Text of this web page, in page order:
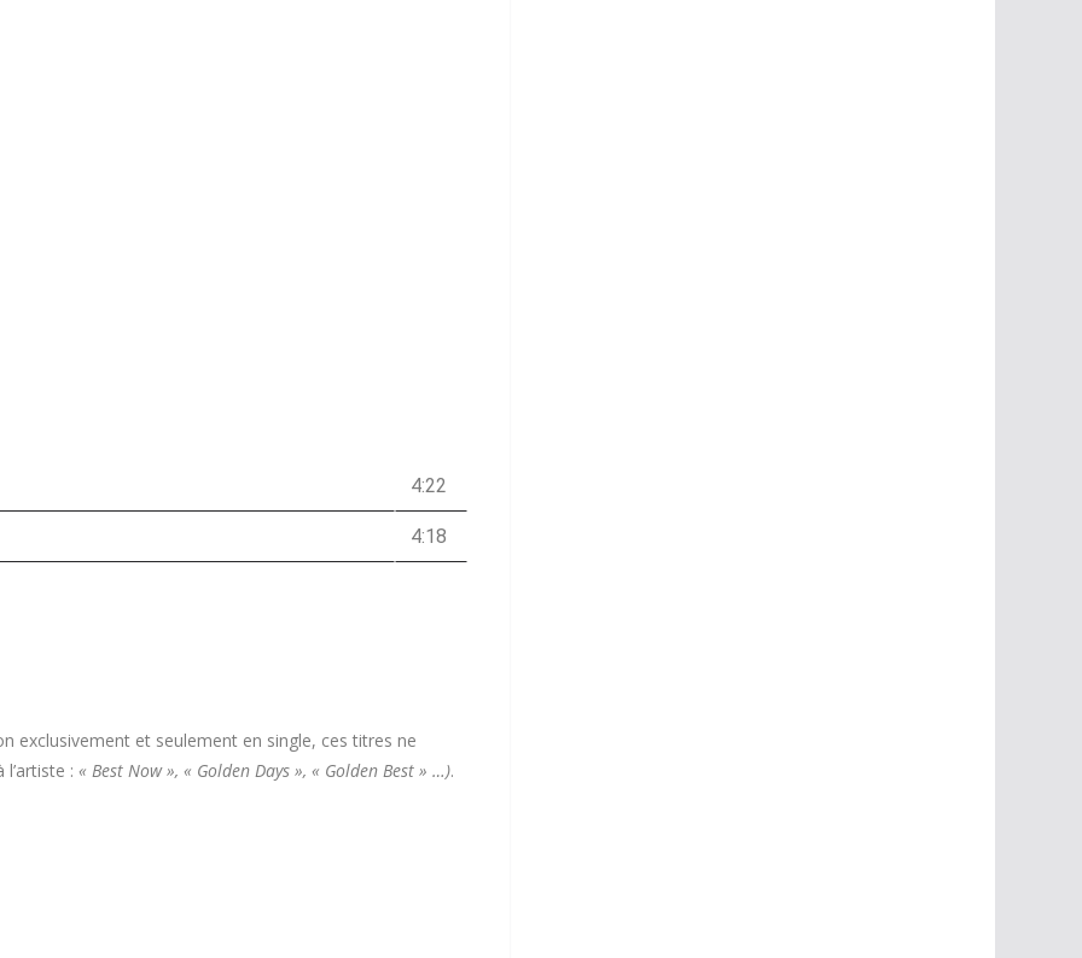
4:22
4:18
exclusivement et seulement en single, ces titres ne
: « Best Now », « Golden Days », « Golden Best » …).